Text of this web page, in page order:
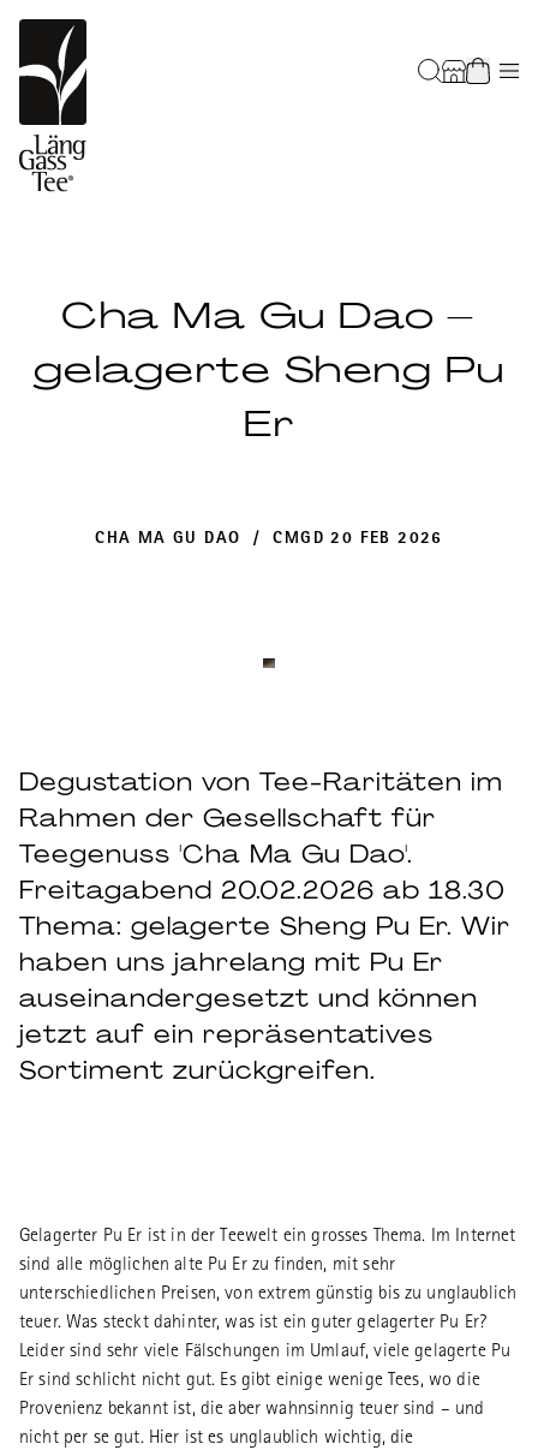
Cha Ma Gu Dao –
gelagerte Sheng Pu
Er
CHA MA GU DAO / CMGD 20 FEB 2026
Degustation von Tee-Raritäten im
Rahmen der Gesellschaft für
Teegenuss 'Cha Ma Gu Dao'.
Freitagabend 20.02.2026 ab 18.30
Thema: gelagerte Sheng Pu Er. Wir
haben uns jahrelang mit Pu Er
auseinandergesetzt und können
jetzt auf ein repräsentatives
Sortiment zurückgreifen.
Gelagerter Pu Er ist in der Teewelt ein grosses Thema. Im Internet
sind alle möglichen alte Pu Er zu finden, mit sehr
unterschiedlichen Preisen, von extrem günstig bis zu unglaublich
teuer. Was steckt dahinter, was ist ein guter gelagerter Pu Er?
Leider sind sehr viele Fälschungen im Umlauf, viele gelagerte Pu
Er sind schlicht nicht gut. Es gibt einige wenige Tees, wo die
Provenienz bekannt ist, die aber wahnsinnig teuer sind – und
nicht per se gut. Hier ist es unglaublich wichtig, die